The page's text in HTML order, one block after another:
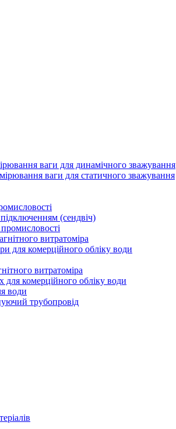
ваги для динамічного зважування
ваги для статичного зважування
(сендвіч)
витратоміра
для комерційного обліку води
витратоміра
комерційного обліку води
води
трубопровід